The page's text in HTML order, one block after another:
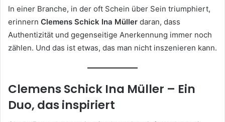
In einer Branche, in der oft Schein über Sein triumphiert,
erinnern Clemens Schick Ina Müller daran, dass
Authentizität und gegenseitige Anerkennung immer noch
zählen. Und das ist etwas, das man nicht inszenieren kann.
Clemens Schick Ina Müller – Ein
Duo, das inspiriert